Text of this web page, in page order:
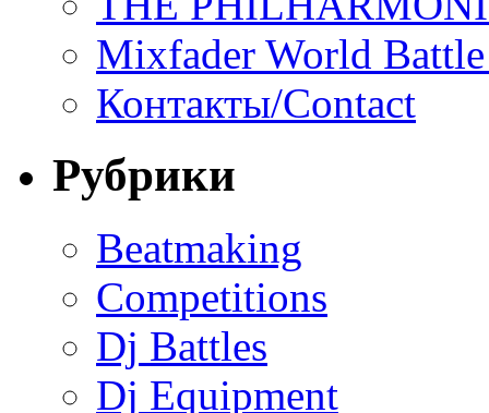
Mixfader World
Контакты/Contact
Рубрики
Beatmaking
Competitions
Dj Battles
Dj Equipment